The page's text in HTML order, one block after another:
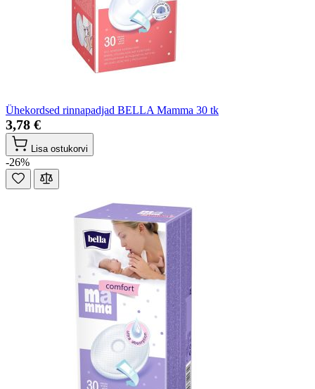
Ühekordsed rinnapadjad BELLA Mamma 30 tk
3,78 €
Lisa ostukorvi
-26%